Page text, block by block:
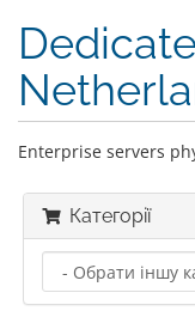
Enterprise servers
Категорії